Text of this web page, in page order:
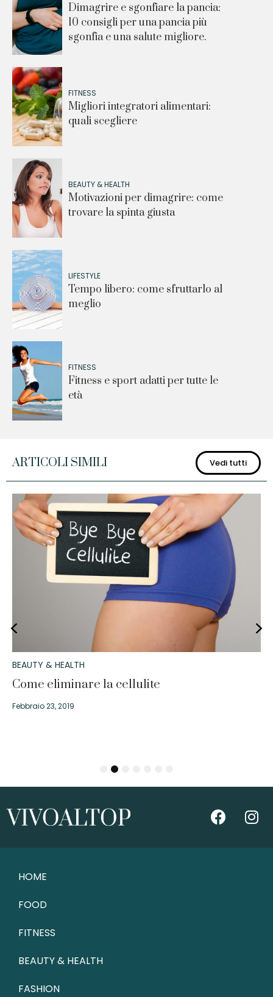
Dimagrire e sgonfiare la pancia:
10 consigli per una pancia più
sgonfia e una salute migliore.
FITNESS
Migliori integratori alimentari:
quali scegliere
BEAUTY & HEALTH
Motivazioni per dimagrire: come
trovare la spinta giusta
LIFESTYLE
Tempo libero: come sfruttarlo al
meglio
FITNESS
Fitness e sport adatti per tutte le
età
ARTICOLI SIMILI Vedi tutti
BEAUTY & HEALTH
Come eliminare la cellulite
Febbraio 23, 2019
5
HOME
FOOD
FITNESS
BEAUTY & HEALTH
FASHION